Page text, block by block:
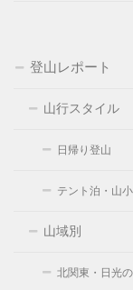
登山レポート
山行スタイル
日帰り登山
テント泊・山
山域別
北関東・日光